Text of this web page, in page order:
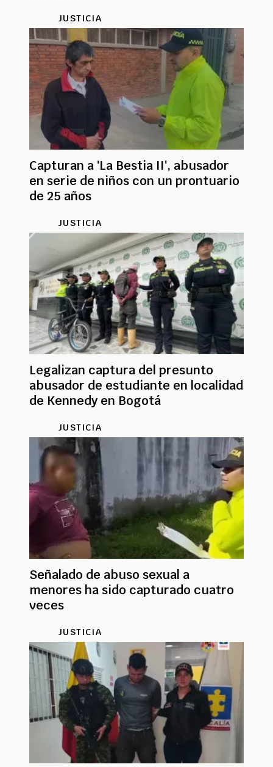
JUSTICIA
Capturan a 'La Bestia II', abusador
en serie de niños con un prontuario
de 25 años
JUSTICIA
Legalizan captura del presunto
abusador de estudiante en localidad
de Kennedy en Bogotá
JUSTICIA
Señalado de abuso sexual a
menores ha sido capturado cuatro
veces
JUSTICIA